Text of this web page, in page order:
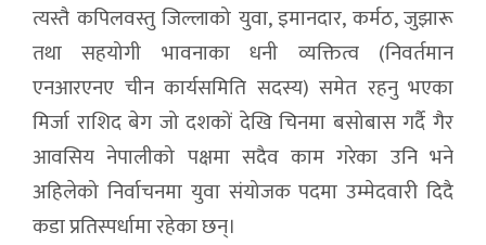
त्यस्तै कपिलवस्तु जिल्लाको युवा, इमानदार, कर्मठ, जुझारू
तथा सहयोगी भावनाका धनी व्यक्तित्व (निवर्तमान
एनआरएनए चीन कार्यसमिति सदस्य) समेत रहनु भएका
मिर्जा राशिद बेग जो दशकों देखि चिनमा बसोबास गर्दै गैर
आवसिय नेपालीको पक्षमा सदैव काम गरेका उनि भने
अहिलेको निर्वाचनमा युवा संयोजक पदमा उम्मेदवारी दिदै
कडा प्रतिस्पर्धामा रहेका छन्।